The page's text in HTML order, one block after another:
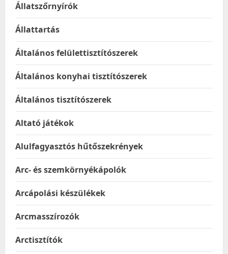
Állatszőrnyírók
Állattartás
Általános felülettisztítószerek
Általános konyhai tisztítószerek
Általános tisztítószerek
Altató játékok
Alulfagyasztós hűtőszekrények
Arc- és szemkörnyékápolók
Arcápolási készülékek
Arcmasszírozók
Arctisztítók